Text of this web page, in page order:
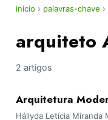
início › palavras-chave ›
arquiteto
2 artigos
Arquitetura
Hállyda Letícia Miranda